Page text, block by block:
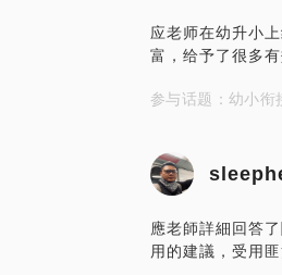
应老师在幼升小
富，给予了很多
参与话题：幼小衔
應老師詳細回答
用的建議，受用